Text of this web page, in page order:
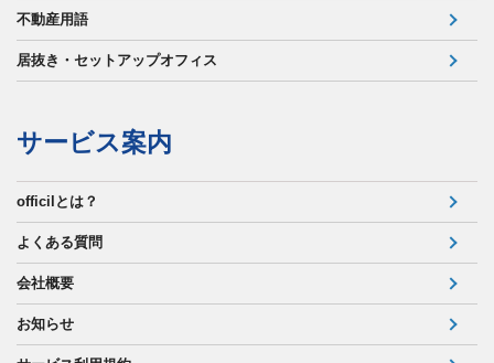
不動産用語
居抜き・セットアップオフィス
サービス案内
officilとは？
よくある質問
会社概要
お知らせ